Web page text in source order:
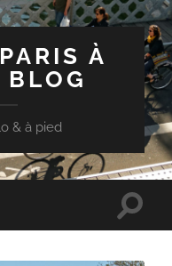
À
& à pied
Toggle